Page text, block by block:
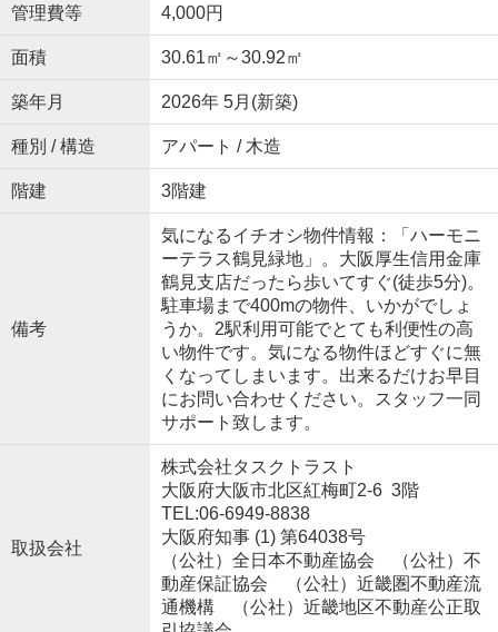
管理費等 4,000円
面積 30.61㎡～30.92㎡
築年月 2026年 5月(新築)
種別 / 構造 アパート / 木造
階建 3階建
備考
気になるイチオシ物件情報：「ハーモニ
ーテラス鶴見緑地」。大阪厚生信用金庫
鶴見支店だったら歩いてすぐ(徒歩5分)。
駐車場まで400mの物件、いかがでしょ
うか。2駅利用可能でとても利便性の高
い物件です。気になる物件ほどすぐに無
くなってしまいます。出来るだけお早目
にお問い合わせください。スタッフ一同
サポート致します。
取扱会社
株式会社タスクトラスト
大阪府大阪市北区紅梅町2-6 3階
TEL:06-6949-8838
大阪府知事 (1) 第64038号
（公社）全日本不動産協会 （公社）不
動産保証協会 （公社）近畿圏不動産流
通機構 （公社）近畿地区不動産公正取